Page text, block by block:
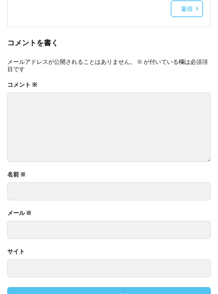
返信
コメントを書く
メールアドレスが公開されることはありません。 ※ が付いている欄は必須項
目です
コメント ※
名前 ※
メール※
サイト